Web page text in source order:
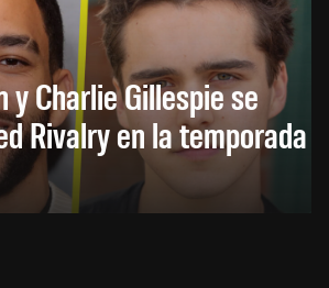
y Charlie Gillespie se
Rivalry en la temporada